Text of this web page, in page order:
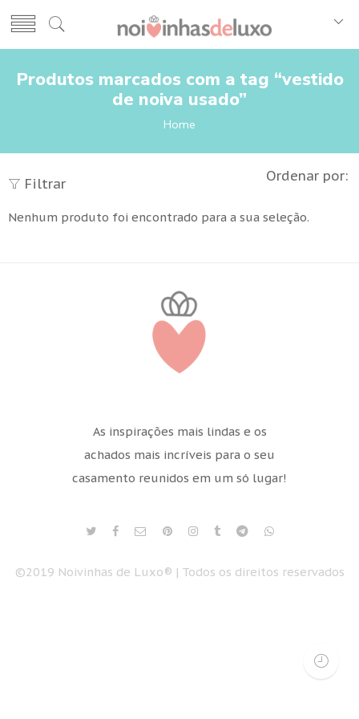
Produtos marcados com a tag “vestido
de noiva usado”
Home
Filtrar Ordenar por:
Nenhum produto foi encontrado para a sua seleção.
As inspirações mais lindas e os
achados mais incríveis para o seu
casamento reunidos em um só lugar!
©2019 Noivinhas de Luxo® | Todos os direitos reservados